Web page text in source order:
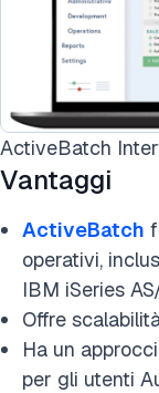
ActiveBatch
Vantaggi
ActiveBatch
operativi,
IBM iSeries
Offre
Ha un
per gli utenti